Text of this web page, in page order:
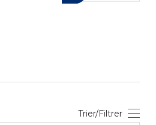
Trier/Filtrer